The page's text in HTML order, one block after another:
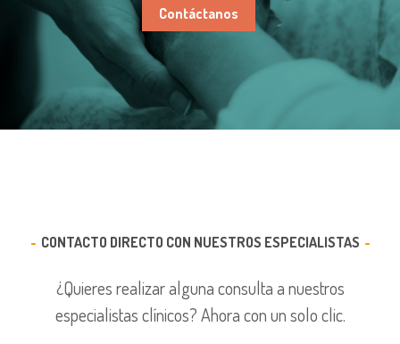
Contáctanos
CONTACTO DIRECTO CON NUESTROS ESPECIALISTAS
¿Quieres realizar alguna consulta a nuestros
especialistas clínicos? Ahora con un solo clic.